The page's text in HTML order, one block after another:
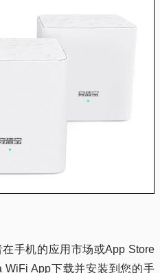
⼿机的应⽤市场或App Store
WiFi App下载并安装到您的⼿